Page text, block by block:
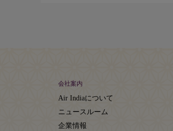
会社案内
Air Indiaについて
ニュースルーム
企業情報